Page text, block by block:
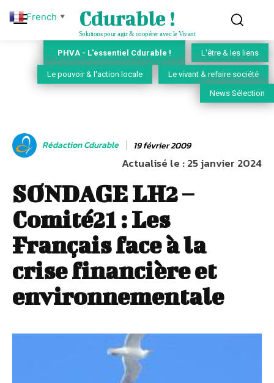
Cdurable !
Solutions pour agir & coopérer avec le Vivant
PHVA - L'essentiel Cdurable ! L'être & les liens
Le pouvoir & l'action locale Le vivant & refaire société
News Sélection
Rédaction Cdurable 19 février 2009
Actualisé le :25 janvier 2024
SONDAGE LH2 –
Comité21 : Les
Français face à la
crise financière et
environnementale
French ▼